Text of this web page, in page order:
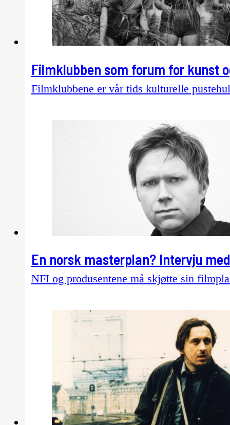
Filmklubben som forum for kunst
Filmklubbene er vår tids kulturelle
En norsk masterplan? Intervju
NFI og produsentene må skjøtte sin